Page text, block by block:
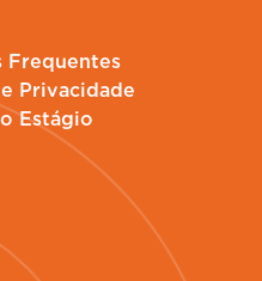
Frequentes
Privacidade
Estágio